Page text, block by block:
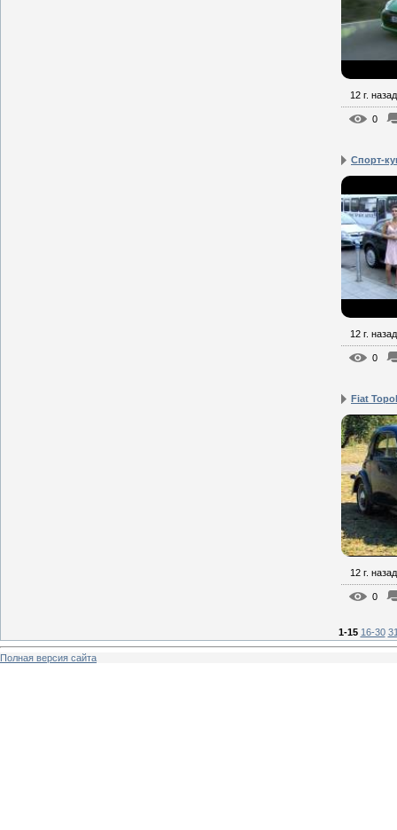
12 г. назад
0
Cпорт-
12 г. назад
0
Fiat
12 г. назад
0
1-15 16-30
Полная версия сайта